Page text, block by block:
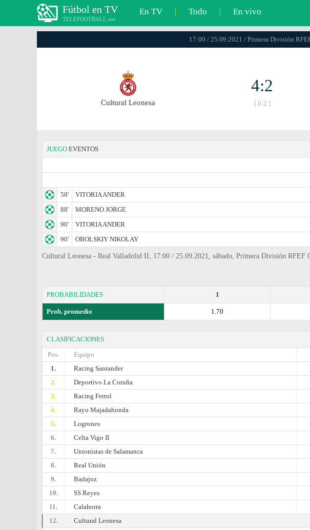
Fútbol en TV
TELEFOOTBALL.net
En TV | Todo | En vivo
17:00 / 25.09.2021 / Primera División
Cultural Leonesa
4:2
[ 0:2 ]
JUEGO EVENTOS
58'
VITORIA ANDER
88'
MORENO JORGE
90'
VITORIA ANDER
90'
OBOLSKIY NIKOLAY
Cultural Leonesa - Real Valladolid II, 17:00 / 25.09.2021, sábado, Primera División RFEF
PROBABILIDADES 1
Prob. promedio 1.70
CLASIFICACIONES
Pos.
Equipo
1.
Racing Santander
2.
Deportivo La Coruña
3.
Racing Ferrol
4.
Rayo Majadahonda
5.
Logrones
6.
Celta Vigo II
7.
Unionistas de Salamanca
8.
Real Unión
9.
Badajoz
10.
SS Reyes
11.
Calahorra
12.
Cultural Leonesa